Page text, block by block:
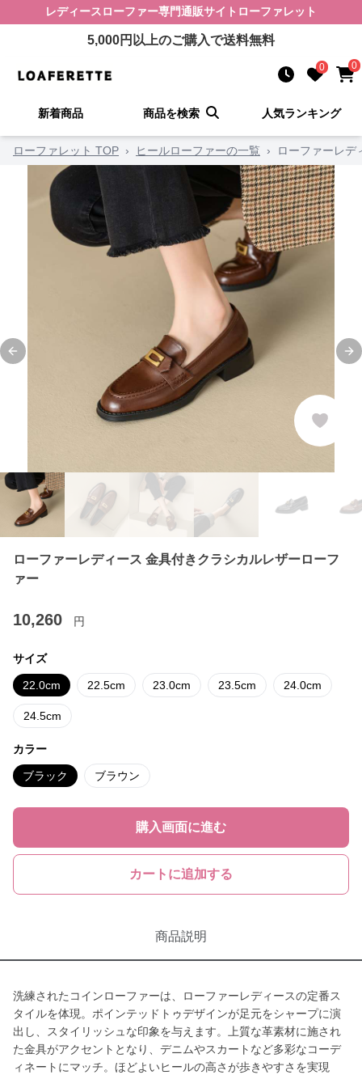
レディースローファー専門通販サイト ローファレット
5,000円以上のご購入で送料無料
0 0
新着商品 商品を検索 人気ランキング
ローファレット TOP › ヒールローファーの一覧 › ローファーレデ
Previous slide
ローファーレディース 金具付きクラシカルレザーローフ
ァー
10,260 円
サイズ
22.0cm 22.5cm 23.0cm 23.5cm 24.0cm
24.5cm
カラー
ブラック ブラウン
購入画面に進む
カートに追加する
商品説明
洗練されたコインローファーは、ローファーレディースの定番ス
タイルを体現。ポインテッドトゥデザインが足元をシャープに演
出し、スタイリッシュな印象を与えます。上質な革素材に施され
た金具がアクセントとなり、デニムやスカートなど多彩なコーデ
ィネートにマッチ。ほどよいヒールの高さが歩きやすさを実現